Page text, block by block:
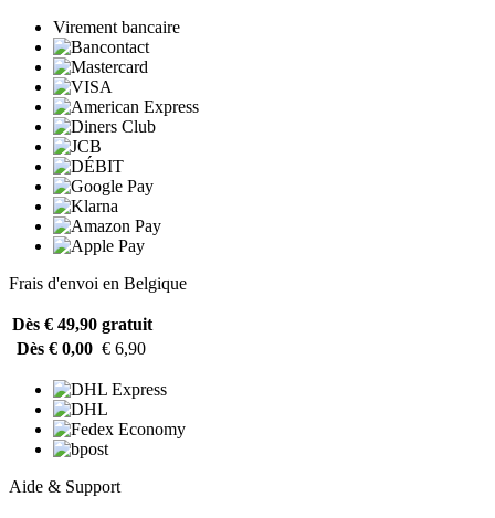
Virement bancaire
Frais d'envoi en Belgique
Dès € 49,90 gratuit
Dès € 0,00 € 6,90
Aide & Support